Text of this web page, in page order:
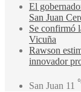
El
San Juan
Se confirmó
Vicuña
Rawson
innovador
San Juan 11